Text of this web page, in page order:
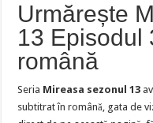
Urmărește
13 Episodul
română
Seria Mireasa sezonul 13
subtitrat în română, gata de